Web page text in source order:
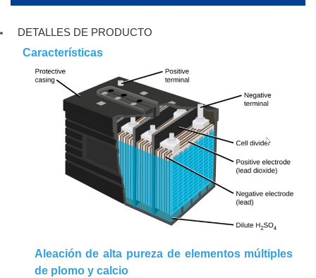
DETALLES DE PRODUCTO
Características
Aleación de alta pureza de elementos múltiples
de plomo y calcio